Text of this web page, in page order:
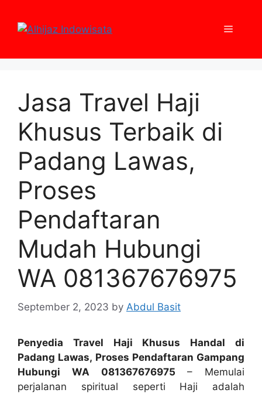
content
Menu
Jasa Travel Haji
Khusus Terbaik di
Padang Lawas,
Proses
Pendaftaran
Mudah Hubungi
WA 081367676975
September 2, 2023 by Abdul Basit
Penyedia Travel Haji Khusus Handal di
Padang Lawas, Proses Pendaftaran Gampang
Hubungi WA 081367676975 – Memulai
perjalanan spiritual seperti Haji adalah